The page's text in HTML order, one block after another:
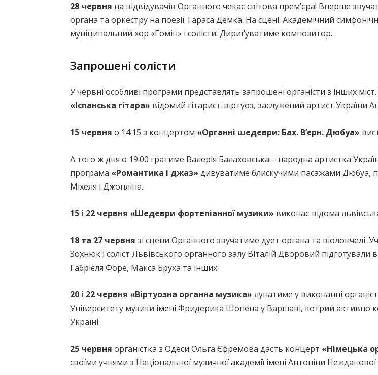
28 червня на відвідувачів Органного чекає світова прем’єра! Вперше
органа та оркестру на поезії Тараса Демка. На сцені: Академічний
муніципальний хор «Гомін» і солісти. Дириґуватиме композитор.
Запрошені солісти
У червні особливі програми представлять запрошені органісти з інших міст.
«Іспанська гітара» відомий гітарист-віртуоз, заслужений артист України
15 червня о 14:15 з концертом «Органні шедеври: Бах. В’єрн. Дюбуа»
А того ж дня о 19:00 гратиме Валерія Балаховська – народна артистка
програма «Романтика і джаз» дивуватиме блискучими пасажами Дюбуа,
Міхеля і Джопліна.
15 і 22 червня «Шедеври фортепіанної музики» виконає відома
18 та 27 червня зі сцени Органного звучатиме дует органа та віолончелі.
Зохнюк і соліст Львівського органного залу Віталій Дворовий
Ґабрієля Форе, Макса Бруха та інших.
20 і 22 червня «Віртуозна органна музика» лунатиме у виконанні
Університету музики імені Фридерика Шопена у Варшаві, котрий активно
Україні.
25 червня органістка з Одеси Ольга Єфремова дасть концерт «Німецька
своїми учнями з Національної музичної академії імені Антоніни Нежданової